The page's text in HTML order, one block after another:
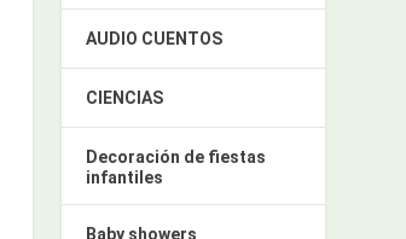
AUDIO CUENTOS
CIENCIAS
Decoración de fiestas
infantiles
Baby showers